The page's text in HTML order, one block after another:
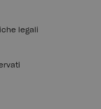
legali